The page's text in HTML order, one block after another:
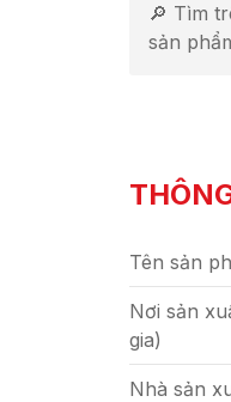
🔎 Tìm
sản
Tên sản
Nơi sản
gia)
Nhà sản